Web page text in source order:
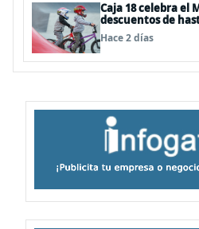
Caja 18 celebra el
descuentos de
panoramas, cine,
Hace 2 días